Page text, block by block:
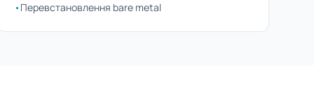
•Перевстановлення bare metal